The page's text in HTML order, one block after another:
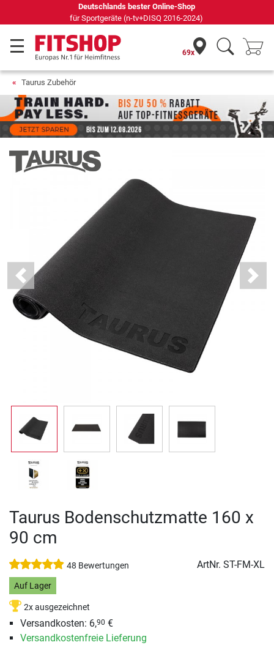
69 Fachmärkte vor Ort mit 75 eigenen Servicetechnikern
69x
Taurus Zubehör
Previous Next
Taurus Bodenschutzmatte 160 x
90 cm
48 Bewertungen ArtNr. ST-FM-XL
Auf Lager
2x ausgezeichnet
Versandkosten: 6,90 €
Versandkostenfreie Lieferung